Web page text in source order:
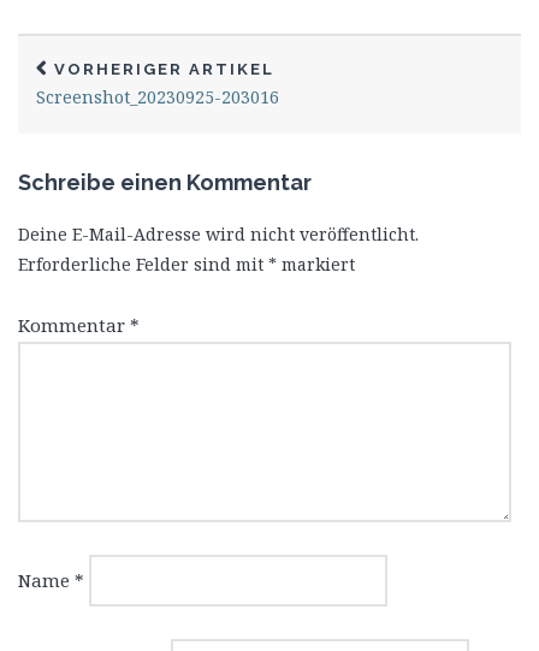
VORHERIGER ARTIKEL
Screenshot_20230925-203016
Schreibe einen Kommentar
Deine E-Mail-Adresse wird nicht veröffentlicht.
Erforderliche Felder sind mit * markiert
Kommentar *
Name *